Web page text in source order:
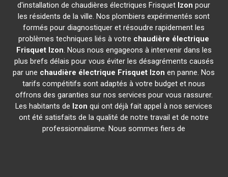
d'installation de chaudières électriques Frisquet Izon pour
les résidents de la ville. Nos plombiers expérimentés sont
formés pour diagnostiquer et résoudre rapidement les
problèmes techniques liés à votre chaudière électrique
Frisquet Izon. Nous nous engageons à intervenir dans les
plus brefs délais pour vous éviter les désagréments causés
par une chaudière électrique Frisquet Izon en panne. Nos
tarifs compétitifs sont adaptés à votre budget et nous
offrons des garanties sur nos services pour vous rassurer.
Les habitants de Izon qui ont déjà fait appel à nos services
ont été satisfaits de la qualité de notre travail et de notre
professionnalisme. Nous sommes fiers de